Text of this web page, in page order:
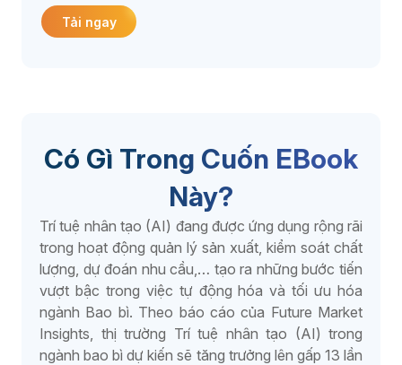
Cơ khí chế tạo
Dược phẩm
Phân phối - Bán lẻ
F&B
Tải ngay
Có Gì Trong Cuốn EBook
Này?
Trí tuệ nhân tạo (AI) đang được ứng dụng rộng rãi
trong hoạt động quản lý sản xuất, kiểm soát chất
lượng, dự đoán nhu cầu,… tạo ra những bước tiến
vượt bậc trong việc tự động hóa và tối ưu hóa
ngành Bao bì. Theo báo cáo của Future Market
Insights, thị trường Trí tuệ nhân tạo (AI) trong
ngành bao bì ​​dự kiến sẽ tăng trưởng lên gấp 13 lần